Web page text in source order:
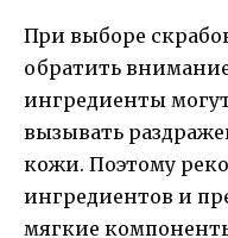
При выборе
обратить
ингредиенты
вызывать
кожи. Поэтому
ингредиентов и
мягкие